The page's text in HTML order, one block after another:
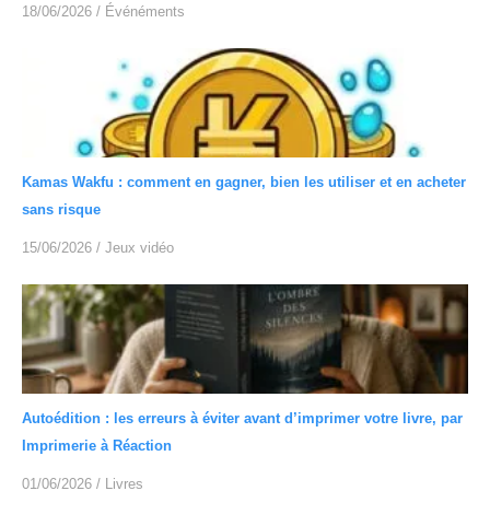
18/06/2026 / Événéments
Kamas Wakfu : comment en gagner, bien les utiliser et en acheter
sans risque
15/06/2026 / Jeux vidéo
Autoédition : les erreurs à éviter avant d’imprimer votre livre, par
Imprimerie à Réaction
01/06/2026 / Livres